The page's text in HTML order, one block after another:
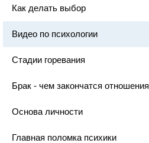
Как делать выбор
Видео по психологии
Стадии горевания
Брак - чем закончатся отношения
Основа личности
Главная поломка психики